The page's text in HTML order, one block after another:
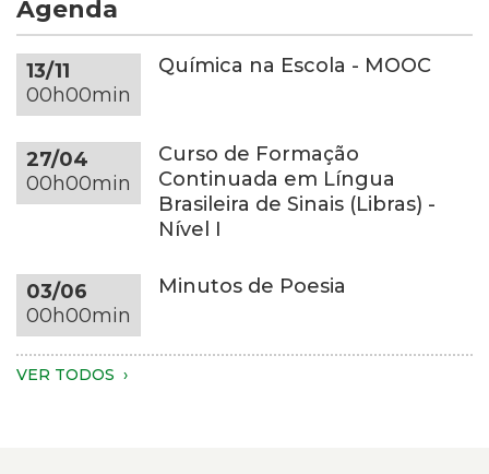
com
as
duas
mãos.
Apenas
as
mãos,
parte
e
do
tronco
visíveis.
de
cor
cinza-
escura
sobre
uma
mesa
redonda
tonalidade,
em
um
com
Agenda
13/11
00h00min
Química na Escola - MOOC
27/04
00h00min
Curso de Formação
Continuada em Língua
Brasileira de Sinais (Libras) -
Nível I
03/06
00h00min
Minutos de Poesia
VER TODOS